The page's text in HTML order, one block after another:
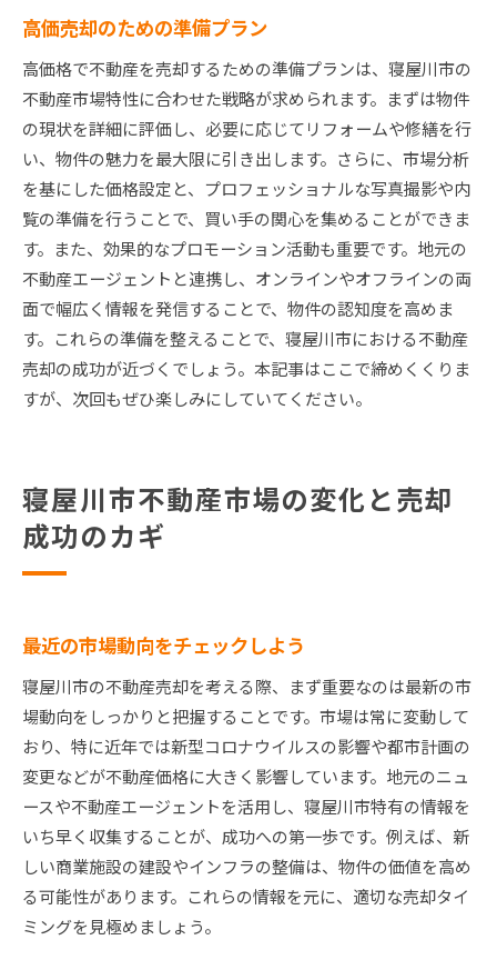
高価売却のための準備プラン
高価格で不動産を売却するための準備プランは、寝屋川市の
不動産市場特性に合わせた戦略が求められます。まずは物件
の現状を詳細に評価し、必要に応じてリフォームや修繕を行
い、物件の魅力を最大限に引き出します。さらに、市場分析
を基にした価格設定と、プロフェッショナルな写真撮影や内
覧の準備を行うことで、買い手の関心を集めることができま
す。また、効果的なプロモーション活動も重要です。地元の
不動産エージェントと連携し、オンラインやオフラインの両
面で幅広く情報を発信することで、物件の認知度を高めま
す。これらの準備を整えることで、寝屋川市における不動産
売却の成功が近づくでしょう。本記事はここで締めくくりま
すが、次回もぜひ楽しみにしていてください。
寝屋川市不動産市場の変化と売却
成功のカギ
最近の市場動向をチェックしよう
寝屋川市の不動産売却を考える際、まず重要なのは最新の市
場動向をしっかりと把握することです。市場は常に変動して
おり、特に近年では新型コロナウイルスの影響や都市計画の
変更などが不動産価格に大きく影響しています。地元のニュ
ースや不動産エージェントを活用し、寝屋川市特有の情報を
いち早く収集することが、成功への第一歩です。例えば、新
しい商業施設の建設やインフラの整備は、物件の価値を高め
る可能性があります。これらの情報を元に、適切な売却タイ
ミングを見極めましょう。